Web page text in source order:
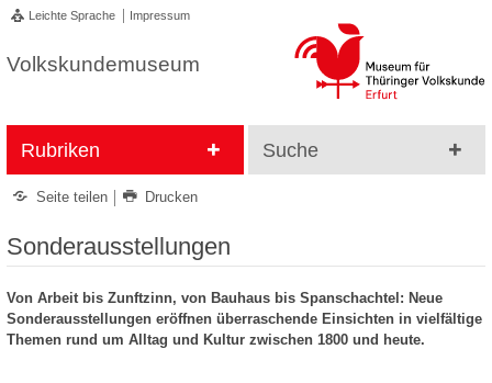
Leichte Sprache Impressum
Volkskundemuseum
Rubriken Suche
Seite teilen Drucken
Sonderausstellungen
Von Arbeit bis Zunftzinn, von Bauhaus bis Spanschachtel: Neue
Sonderausstellungen eröffnen überraschende Einsichten in vielfältige
Themen rund um Alltag und Kultur zwischen 1800 und heute.